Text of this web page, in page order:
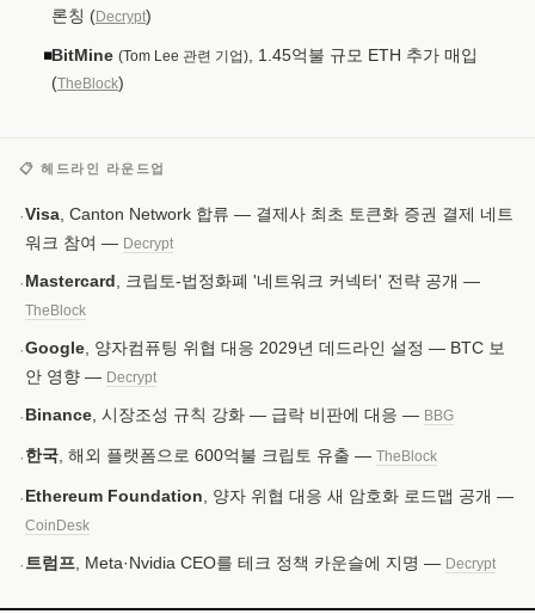
론칭 (Decrypt)
◾BitMine (Tom Lee 관련 기업) , 1.45억불 규모 ETH 추가 매입
(TheBlock)
📋 헤드라인 라운드업
·Visa , Canton Network 합류 — 결제사 최초 토큰화 증권 결제 네트
워크 참여 — Decrypt
·Mastercard , 크립토-법정화폐 '네트워크 커넥터' 전략 공개 —
TheBlock
·Google , 양자컴퓨팅 위협 대응 2029년 데드라인 설정 — BTC 보
안 영향 — Decrypt
·Binance , 시장조성 규칙 강화 — 급락 비판에 대응 — BBG
·한국 , 해외 플랫폼으로 600억불 크립토 유출 — TheBlock
·Ethereum Foundation , 양자 위협 대응 새 암호화 로드맵 공개 —
CoinDesk
·트럼프 , Meta·Nvidia CEO를 테크 정책 카운슬에 지명 — Decrypt